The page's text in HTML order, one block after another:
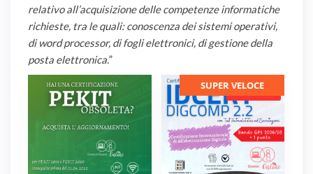
relativo all’acquisizione delle competenze informatiche
richieste, tra le quali:conoscenza dei sistemi operativi,
di word processor, di fogli elettronici, di gestione della
posta elettronica.”
Questo
prodotto
Le
In offerta!
SUPER VELOCE